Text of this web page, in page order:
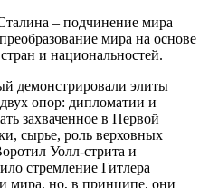
– подчинение мира
мира на основе
и национальностей.
демонстрировали элиты
опор: дипломатии и
захваченное в Первой
сырье, роль верховных
Уолл-стрита и
стремление Гитлера
мира, но, в принципе, они